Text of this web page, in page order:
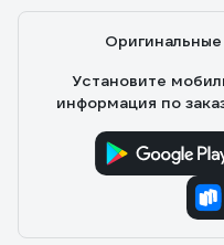
Установите
информация по